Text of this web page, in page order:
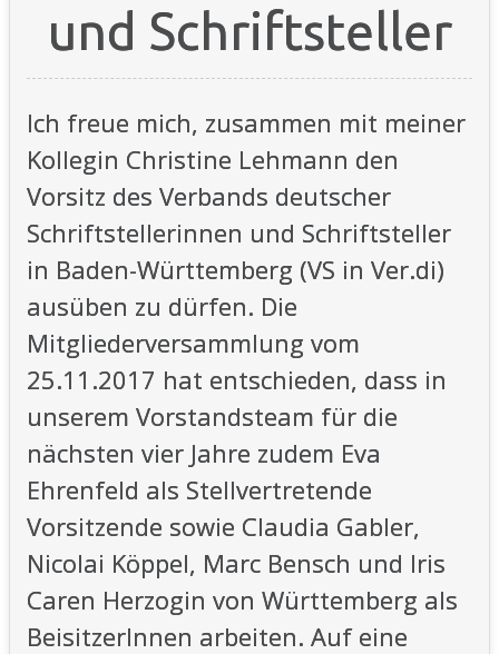
und Schriftsteller
Ich freue mich, zusammen mit meiner
Kollegin Christine Lehmann den
Vorsitz des Verbands deutscher
Schriftstellerinnen und Schriftsteller
in Baden-Württemberg (VS in Ver.di)
ausüben zu dürfen. Die
Mitgliederversammlung vom
25.11.2017 hat entschieden, dass in
unserem Vorstandsteam für die
nächsten vier Jahre zudem Eva
Ehrenfeld als Stellvertretende
Vorsitzende sowie Claudia Gabler,
Nicolai Köppel, Marc Bensch und Iris
Caren Herzogin von Württemberg als
BeisitzerInnen arbeiten. Auf eine